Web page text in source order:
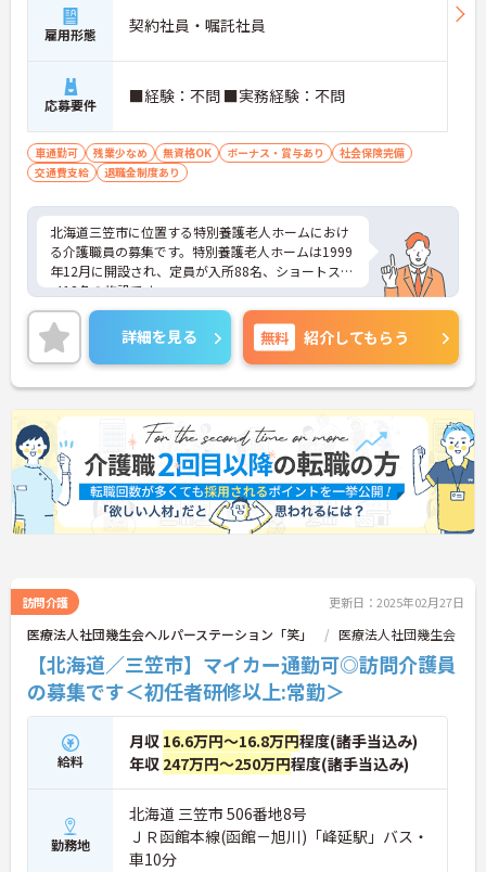
雇用形態 契約社員・嘱託社員
応募要件 ■経験：不問 ■実務経験：不問
車通勤可 残業少なめ 無資格OK ボーナス・賞与あり
社会保険完備
交通費支給
退職金制度あり
北海道三笠市に位置する特別養護老人ホームにおけ
る介護職員の募集です。特別養護老人ホームは1999
年12月に開設され、定員が入所88名、ショートステ
イ12名の施設です。
残業は月平均5時間程度と少なめです。ワークライフ
バランスを保ちながらご勤務いただけます。また、
育児休業・介護休業・看護休暇の取得実績があり、
ライフステージが変化しても安心してお勤めいただ
ける環境です。
ご興味のある方には、面接対策ポイントなど、さら
に詳細をご案内しますのでお気軽にご相談くださ
い！
詳細を見る 無料 紹介してもらう
訪問介護 更新日：2025年02月27日
医療法人社団幾生会ヘルパーステーション「笑」 医療法人社団幾生会
【北海道／三笠市】マイカー通勤可◎訪問介護員
の募集です＜初任者研修以上:常勤＞
給料
月収 16.6万円～16.8万円程度(諸手当込み)
年収 247万円～250万円程度(諸手当込み)
勤務地
北海道 三笠市 506番地8号
ＪＲ函館本線(函館－旭川)「峰延駅」バス・
車10分